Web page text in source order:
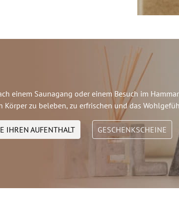
einem Saunagang oder einem Besuch im
Körper zu beleben, zu erfrischen und das
IHREN AUFENTHALT GESCHENKSCHEINE